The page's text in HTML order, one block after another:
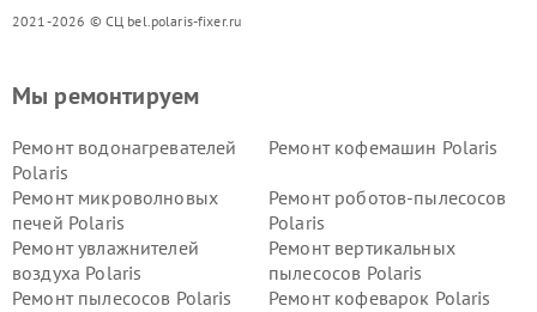
2021-2026 © СЦ bel.polaris-fixer.ru
Мы ремонтируем
Ремонт водонагревателей
Polaris
Ремонт кофемашин Polaris
Ремонт микроволновых
печей Polaris
Ремонт роботов-пылесосов
Polaris
Ремонт увлажнителей
воздуха Polaris
Ремонт вертикальных
пылесосов Polaris
Ремонт пылесосов Polaris
Ремонт кофеварок Polaris